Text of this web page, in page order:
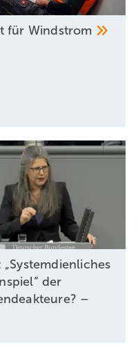
für Windstrom
„Systemdienliches
der
–